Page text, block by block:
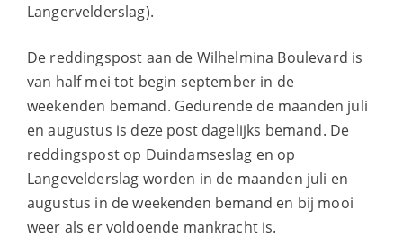
Langervelderslag).
De reddingspost aan de Wilhelmina Boulevard is
van half mei tot begin september in de
weekenden bemand. Gedurende de maanden juli
en augustus is deze post dagelijks bemand. De
reddingspost op Duindamseslag en op
Langevelderslag worden in de maanden juli en
augustus in de weekenden bemand en bij mooi
weer als er voldoende mankracht is.